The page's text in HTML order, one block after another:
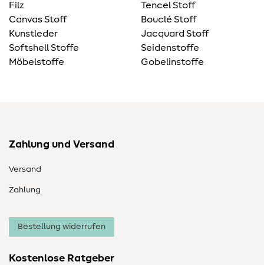
Filz
Canvas Stoff
Kunstleder
Softshell Stoffe
Möbelstoffe
Tencel Stoff
Bouclé Stoff
Jacquard Stoff
Seidenstoffe
Gobelinstoffe
Zahlung und Versand
Versand
Zahlung
Bestellung widerrufen
Kostenlose Ratgeber